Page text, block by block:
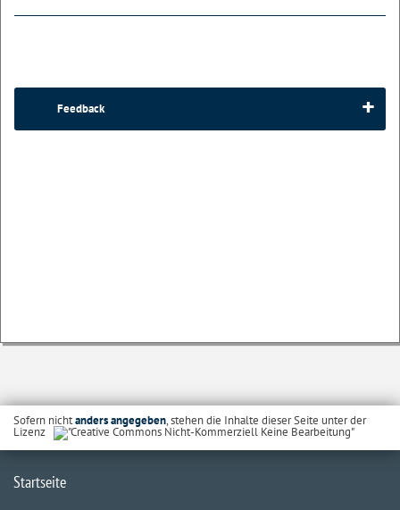
Feedback
Sofern nichtanders angegeben, stehen die Inhalte dieser Seite unter der
Lizenz
Startseite